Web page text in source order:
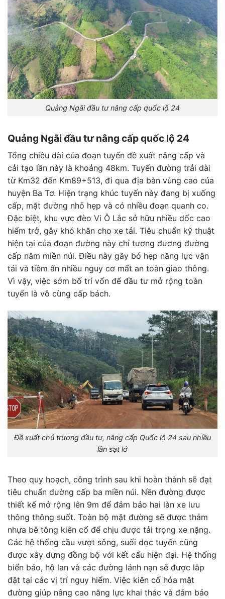
Quảng Ngãi đầu tư nâng cấp quốc lộ 24
Quảng Ngãi đầu tư nâng cấp quốc lộ 24
Tổng chiều dài của đoạn tuyến đề xuất nâng cấp và
cải tạo lần này là khoảng 48km. Tuyến đường trải dài
từ Km32 đến Km89+513, đi qua địa bàn vùng cao của
huyện Ba Tơ. Hiện trạng khúc tuyến này đang bị xuống
cấp, mặt đường nhỏ hẹp và có nhiều đoạn quanh co.
Đặc biệt, khu vực đèo Vi Ô Lắc sở hữu nhiều dốc cao
hiểm trở, gây khó khăn cho xe tải. Tiêu chuẩn kỹ thuật
hiện tại của đoạn đường này chỉ tương đương đường
cấp năm miền núi. Điều này gây bó hẹp năng lực vận
tải và tiềm ẩn nhiều nguy cơ mất an toàn giao thông.
Vì vậy, việc sớm bố trí vốn để đầu tư mở rộng toàn
tuyến là vô cùng cấp bách.
Đề xuất chủ trương đầu tư, nâng cấp Quốc lộ 24 sau nhiều
lần sạt lở
Theo quy hoạch, công trình sau khi hoàn thành sẽ đạt
tiêu chuẩn đường cấp ba miền núi. Nền đường được
thiết kế mở rộng lên 9m để đảm bảo hai làn xe lưu
thông thông suốt. Toàn bộ mặt đường sẽ được thảm
nhựa bê tông kiên cố để chịu được tải trọng xe nặng.
Các hệ thống cầu vượt sông, suối dọc tuyến cũng
được xây dựng đồng bộ với kết cấu hiện đại. Hệ thống
biển báo, hộ lan và các đường lánh nạn sẽ được lắp
đặt tại các vị trí nguy hiểm. Việc kiên cố hóa mặt
đường giúp nâng cao năng lực khai thác và đảm bảo